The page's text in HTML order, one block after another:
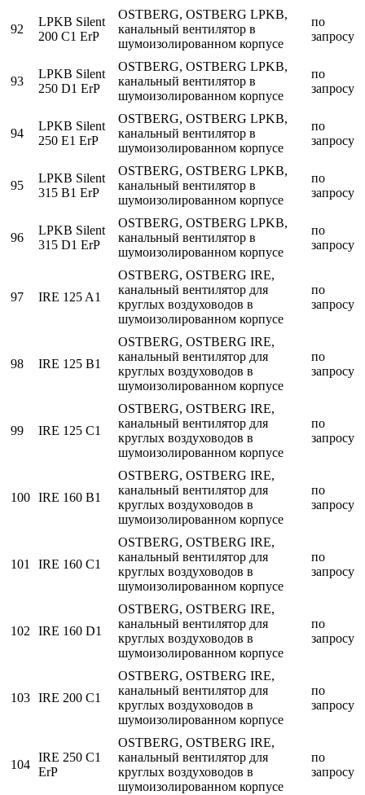
92
LPKB Silent
200 C1 ErP
OSTBERG, OSTBERG LPKB,
канальный вентилятор в
шумоизолированном корпусе
по
запросу
93
LPKB Silent
250 D1 ErP
OSTBERG, OSTBERG LPKB,
канальный вентилятор в
шумоизолированном корпусе
по
запросу
94
LPKB Silent
250 E1 ErP
OSTBERG, OSTBERG LPKB,
канальный вентилятор в
шумоизолированном корпусе
по
запросу
95
LPKB Silent
315 B1 ErP
OSTBERG, OSTBERG LPKB,
канальный вентилятор в
шумоизолированном корпусе
по
запросу
96
LPKB Silent
315 D1 ErP
OSTBERG, OSTBERG LPKB,
канальный вентилятор в
шумоизолированном корпусе
по
запросу
97 IRE 125 A1
OSTBERG, OSTBERG IRE,
канальный вентилятор для
круглых воздуховодов в
шумоизолированном корпусе
по
запросу
98 IRE 125 B1
OSTBERG, OSTBERG IRE,
канальный вентилятор для
круглых воздуховодов в
шумоизолированном корпусе
по
запросу
99 IRE 125 C1
OSTBERG, OSTBERG IRE,
канальный вентилятор для
круглых воздуховодов в
шумоизолированном корпусе
по
запросу
100 IRE 160 B1
OSTBERG, OSTBERG IRE,
канальный вентилятор для
круглых воздуховодов в
шумоизолированном корпусе
по
запросу
101 IRE 160 C1
OSTBERG, OSTBERG IRE,
канальный вентилятор для
круглых воздуховодов в
шумоизолированном корпусе
по
запросу
102 IRE 160 D1
OSTBERG, OSTBERG IRE,
канальный вентилятор для
круглых воздуховодов в
шумоизолированном корпусе
по
запросу
103 IRE 200 C1
OSTBERG, OSTBERG IRE,
канальный вентилятор для
круглых воздуховодов в
шумоизолированном корпусе
по
запросу
104
IRE 250 C1
ErP
OSTBERG, OSTBERG IRE,
канальный вентилятор для
круглых воздуховодов в
шумоизолированном корпусе
по
запросу